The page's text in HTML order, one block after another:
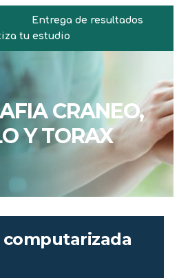
Entrega de resultados
tu estudio
CRANEO,
Y TORAX